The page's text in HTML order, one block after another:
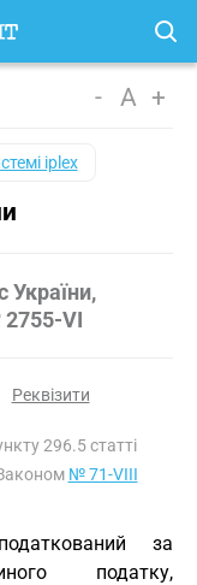
- A +
iplex
України,
VI
Реквізити
296.5 статті
№ 71-VIII
за
податку,